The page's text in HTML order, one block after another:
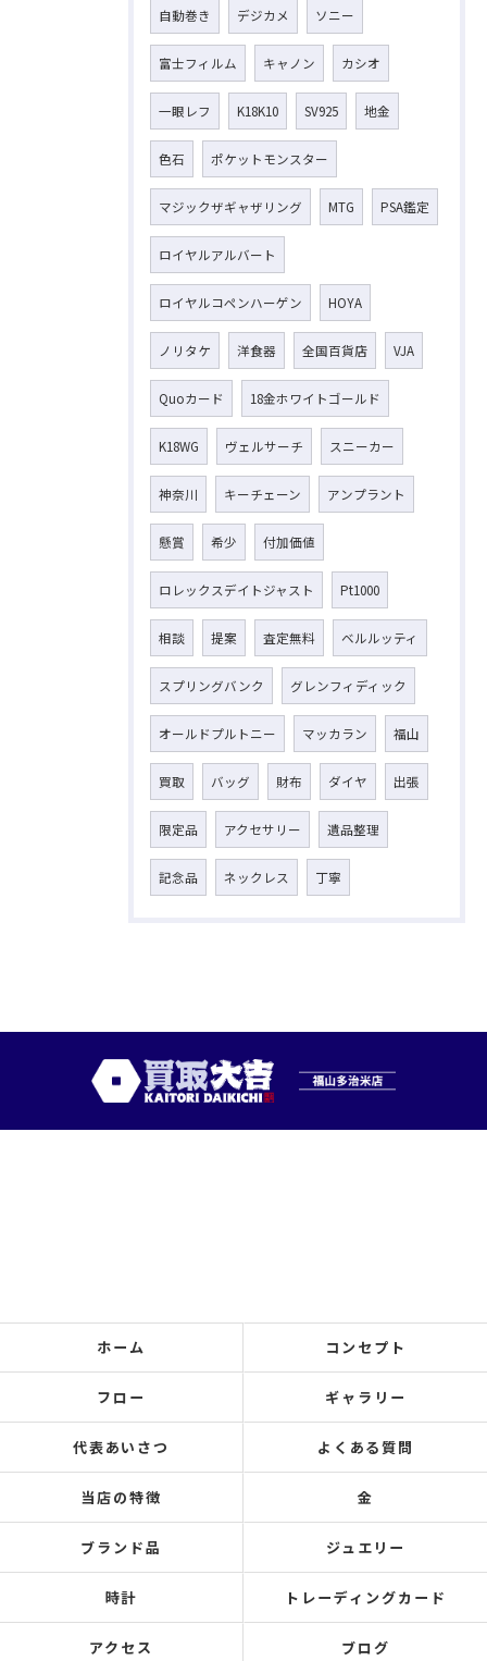
自動巻き デジカメ ソニー
富士フィルム キャノン カシオ
一眼レフ K18K10 SV925 地金
色石 ポケットモンスター
マジックザギャザリング MTG PSA鑑定
ロイヤルアルバート
ロイヤルコペンハーゲン HOYA
ノリタケ 洋食器 全国百貨店 VJA
Quoカード 18金ホワイトゴールド
K18WG ヴェルサーチ スニーカー
神奈川 キーチェーン アンプラント
懸賞 希少 付加価値
ロレックスデイトジャスト Pt1000
相談 提案 査定無料 ベルルッティ
スプリングバンク グレンフィディック
オールドプルトニー マッカラン 福山
買取 バッグ 財布 ダイヤ 出張
限定品 アクセサリー 遺品整理
記念品 ネックレス 丁寧
ホーム コンセプト
フロー ギャラリー
代表あいさつ よくある質問
当店の特徴 金
ブランド品 ジュエリー
時計 トレーディングカード
アクセス ブログ